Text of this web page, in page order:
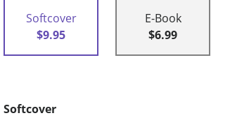
Softcover
$9.95
E-Book
$6.99
Softcover